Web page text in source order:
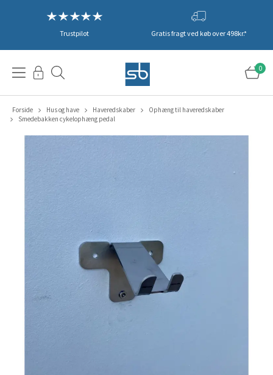
Trustpilot Gratis fragt ved køb over 498kr.*
0
Forside Hus og have Haveredskaber
Ophæng til haveredskaber
Smedebakken cykelophæng pedal